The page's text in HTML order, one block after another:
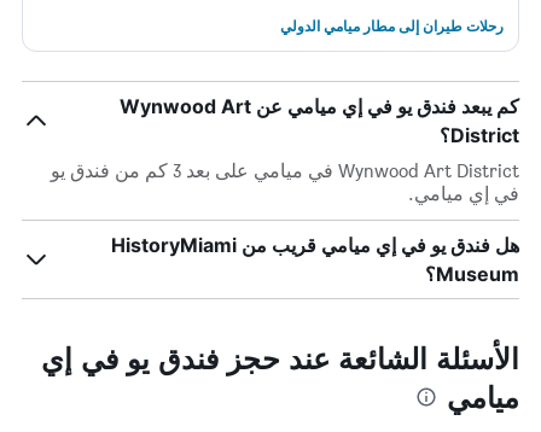
رحلات طيران إلى مطار ميامي الدولي
كم يبعد فندق يو في إي ميامي عن Wynwood Art
District؟
Wynwood Art District في ميامي على بعد 3 كم من فندق يو
في إي ميامي.
هل فندق يو في إي ميامي قريب من HistoryMiami
Museum؟
الأسئلة الشائعة عند حجز فندق يو في إي
ميامي